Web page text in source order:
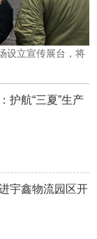
设立宣传展台，将
护航“三夏”生产
宇鑫物流园区开